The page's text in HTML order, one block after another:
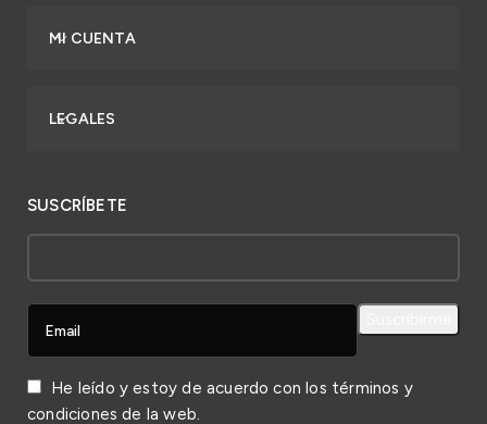
MI CUENTA
LEGALES
SUSCRÍBETE
He leído y estoy de acuerdo con los términos y
condiciones de la web.